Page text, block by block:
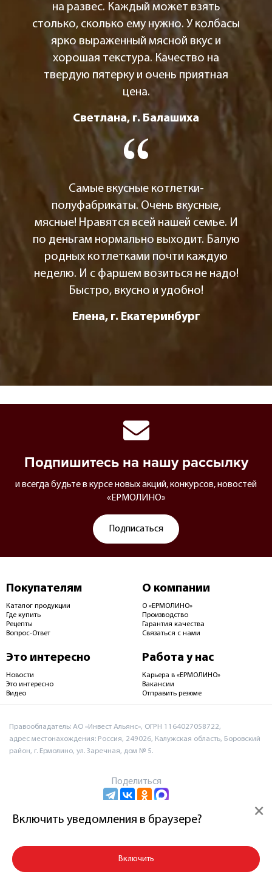
на развес. Каждый может взять
столько, сколько ему нужно. У колбасы
ярко выраженный мясной вкус и
хорошая текстура. Качество на
твердую пятерку и очень приятная
цена.
Светлана, г. Балашиха
Самые вкусные котлетки-
полуфабрикаты. Очень вкусные,
мясные! Нравятся всей нашей семье. И
по деньгам нормально выходит. Балую
родных котлетками почти каждую
неделю. И с фаршем возиться не надо!
Быстро, вкусно и удобно!
Елена, г. Екатеринбург
Подпишитесь на нашу рассылку
и всегда будьте в курсе новых акций, конкурсов, новостей
«ЕРМОЛИНО»
Подписаться
Покупателям
Каталог продукции
Где купить
Рецепты
Вопрос-Ответ
О компании
О «ЕРМОЛИНО»
Производство
Гарантия качества
Связаться с нами
Это интересно
Новости
Это интересно
Видео
Работа у нас
Карьера в «ЕРМОЛИНО»
Вакансии
Отправить резюме
Правообладатель: АО «Инвест Альянс», ОГРН 1164027058722,
адрес местонахождения: Россия, 249026, Калужская область, Боровский
район, г. Ермолино, ул. Заречная, дом № 5.
Поделиться
Пользовательское соглашение и политика
×
Включить уведомления в браузере?
Включить